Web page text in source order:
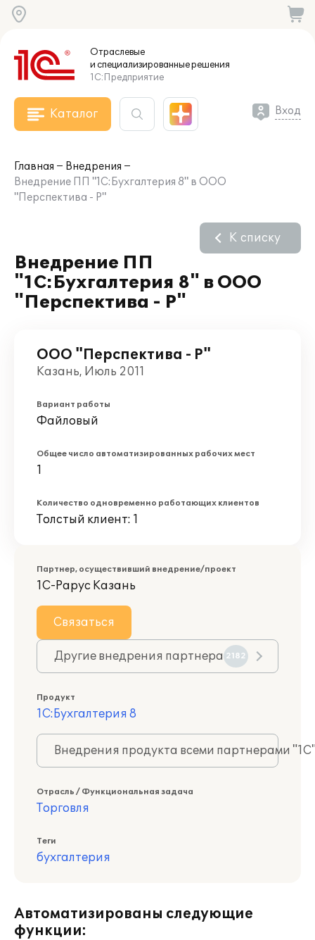
Отраслевые
и специализированныерешения
1С:Предприятие
Каталог Вход
Главная
Внедрения
Внедрение ПП "1С:Бухгалтерия 8" в ООО
"Перспектива - Р"
Внедрение ПП
"1С:Бухгалтерия 8" в ООО
"Перспектива - Р"
К списку
ООО "Перспектива - Р"
Казань, Июль 2011
Вариант работы
Файловый
Общее число автоматизированных рабочих мест
1
Количество одновременно работающих клиентов
Толстый клиент: 1
Партнер, осуществивший внедрение/проект
1С-Рарус Казань
Связаться
Другие внедрения партнера 2182
Продукт
1С:Бухгалтерия 8
Внедрения продукта всеми партнерами
Отрасль / Функциональная задача
Торговля
Теги
бухгалтерия
Автоматизированы следующие
функции: